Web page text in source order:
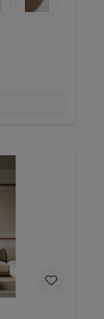
auch
ihn ideal für
sanftes
von außen
Funktion
und das
ohne dabei
äußerst
niedrigen
Zustand
die ideale
und